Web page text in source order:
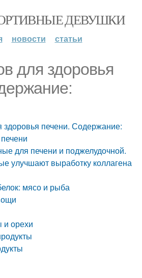
ДЕВУШКИ
новости статьи
для здоровья
здоровья печени. Содержание:
для печени и поджелудочной.
улучшают выработку коллагена
мясо и рыба
и орехи